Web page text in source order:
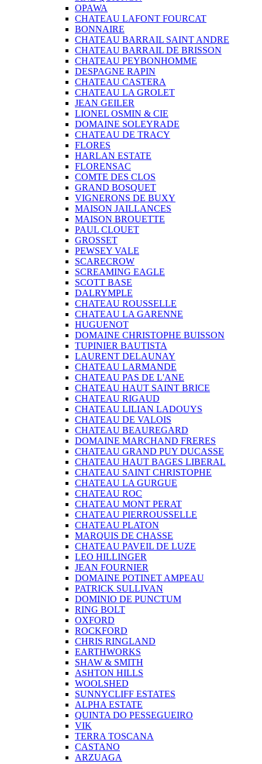
OPAWA
CHATEAU LAFONT FOURCAT
BONNAIRE
CHATEAU BARRAIL SAINT ANDRE
CHATEAU BARRAIL DE BRISSON
CHATEAU PEYBONHOMME
DESPAGNE RAPIN
CHATEAU CASTERA
CHATEAU LA GROLET
JEAN GEILER
LIONEL OSMIN & CIE
DOMAINE SOLEYRADE
CHATEAU DE TRACY
FLORES
HARLAN ESTATE
FLORENSAC
COMTE DES CLOS
GRAND BOSQUET
VIGNERONS DE BUXY
MAISON JAILLANCES
MAISON BROUETTE
PAUL CLOUET
GROSSET
PEWSEY VALE
SCARECROW
SCREAMING EAGLE
SCOTT BASE
DALRYMPLE
CHATEAU ROUSSELLE
CHATEAU LA GARENNE
HUGUENOT
DOMAINE CHRISTOPHE BUISSON
TUPINIER BAUTISTA
LAURENT DELAUNAY
CHATEAU LARMANDE
CHATEAU PAS DE L'ANE
CHATEAU HAUT SAINT BRICE
CHATEAU RIGAUD
CHATEAU LILIAN LADOUYS
CHATEAU DE VALOIS
CHATEAU BEAUREGARD
DOMAINE MARCHAND FRERES
CHATEAU GRAND PUY DUCASSE
CHATEAU HAUT BAGES LIBERAL
CHATEAU SAINT CHRISTOPHE
CHATEAU LA GURGUE
CHATEAU ROC
CHATEAU MONT PERAT
CHATEAU PIERROUSSELLE
CHATEAU PLATON
MARQUIS DE CHASSE
CHATEAU PAVEIL DE LUZE
LEO HILLINGER
JEAN FOURNIER
DOMAINE POTINET AMPEAU
PATRICK SULLIVAN
DOMINIO DE PUNCTUM
RING BOLT
OXFORD
ROCKFORD
CHRIS RINGLAND
EARTHWORKS
SHAW & SMITH
ASHTON HILLS
WOOLSHED
SUNNYCLIFF ESTATES
ALPHA ESTATE
QUINTA DO PESSEGUEIRO
VIK
TERRA TOSCANA
CASTANO
ARZUAGA